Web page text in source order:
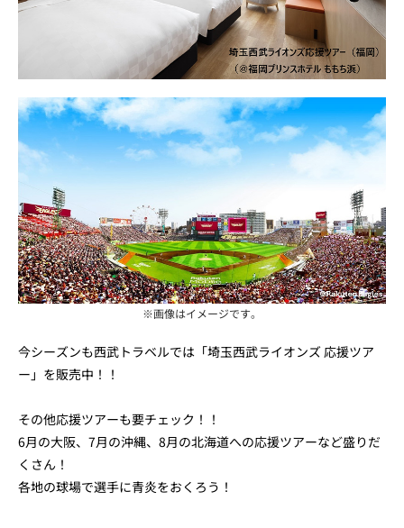
※画像はイメージです。
今シーズンも西武トラベルでは「埼玉西武ライオンズ 応援ツア
ー」を販売中！！
その他応援ツアーも要チェック！！
6月の大阪、7月の沖縄、8月の北海道への応援ツアーなど盛りだ
くさん！
各地の球場で選手に青炎をおくろう！